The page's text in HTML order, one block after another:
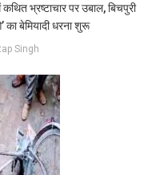
भ्रष्टाचार पर उबाल, बिचपुरी
बेमियादी धरना शुरू
Singh